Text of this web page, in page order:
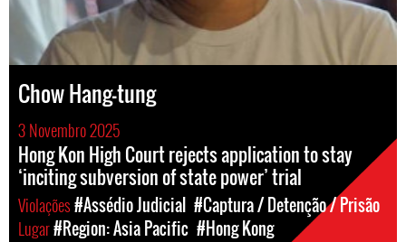
Chow Hang-tung
3 Novembro 2025
Hong Kon High Court rejects application to stay
‘inciting subversion of state power’ trial
Violações#Assédio Judicial #Captura / Detenção / Prisão
Lugar#Region: Asia Pacific #Hong Kong